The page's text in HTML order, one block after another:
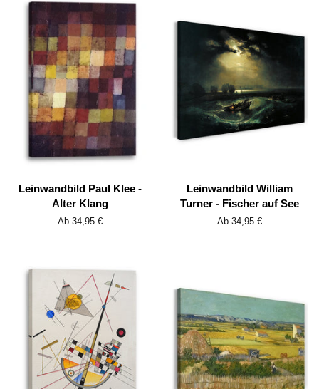
Leinwandbild Paul Klee -
Alter Klang
Ab 34,95 €
Leinwandbild William
Turner - Fischer auf See
Ab 34,95 €